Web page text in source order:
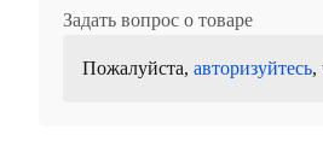
Задать вопрос о товаре
Пожалуйста, авторизуйтесь,